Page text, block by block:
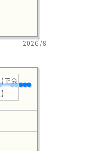
2026/8
正会